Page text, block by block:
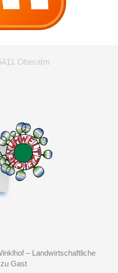
Oberalm
– Landwirtschaftliche
Gast